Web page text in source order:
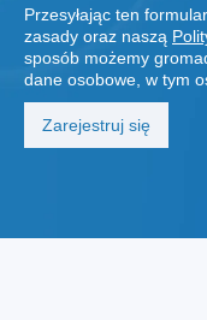
Przesyłając ten
zasady oraz naszą
sposób możemy
dane osobowe, w tym